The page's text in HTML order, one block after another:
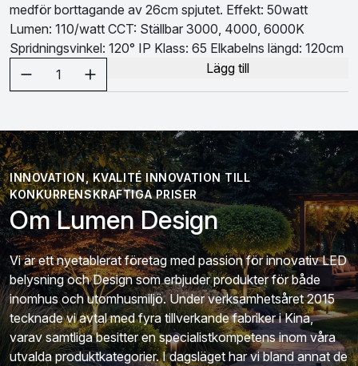
medför borttagande av 26cm spjutet. Effekt: 50watt
Lumen: 110/watt CCT: Ställbar 3000, 4000, 6000K
Spridningsvinkel: 120° IP Klass: 65 Elkabelns längd: 120cm
Välj antal1 Lägg till
INNOVATION, KVALITÉ INNOVATION TILL
KONKURRENSKRAFTIGA PRISER
Om Lumen Design
Vi är ett nyetablerat företag med passion för innovativ LED
belysning och Design som erbjuder produkter för både
inomhus och utomhusmiljö. Under verksamhetsåret 2015
tecknade vi avtal med fyra tillverkande fabriker i Kina,
varav samtliga besitter en specialistkompetens inom våra
utvalda produktkategorier. I dagsläget har vi bland annat de